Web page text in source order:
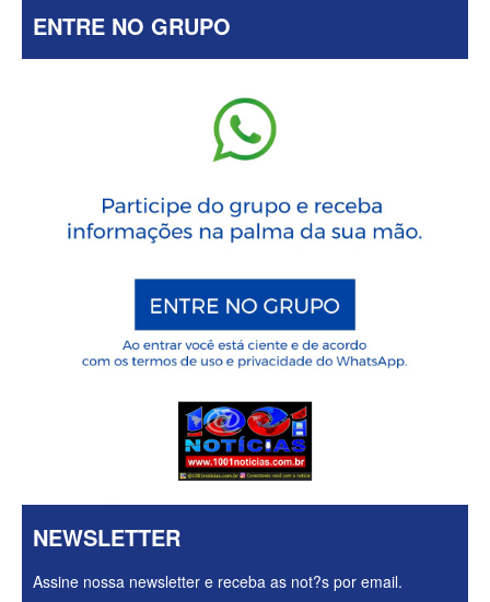
ENTRE NO GRUPO
NEWSLETTER
Assine nossa newsletter e receba as not?s por email.